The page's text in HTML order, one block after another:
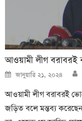
আওয়ামী লীগ বরাবরই
Posted
on
জানুয়ারি ২১, ২০২৪
আওয়ামী লীগ বরাবরই
জড়িত বলে মন্তব্য